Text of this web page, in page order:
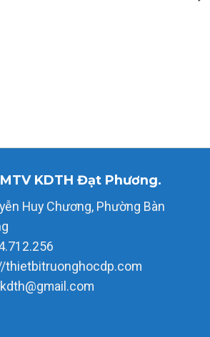
KDTH Đạt Phương.
Huy Chương, Phường Bàn
thietbitruonghocdp.com